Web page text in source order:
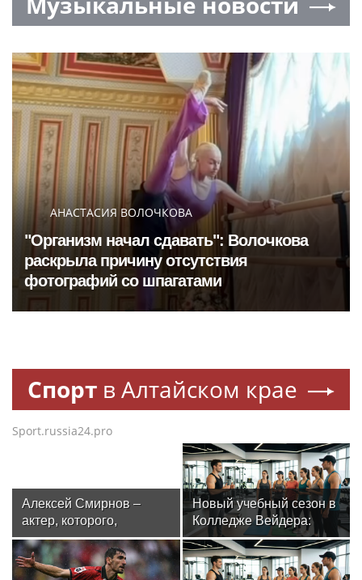
АНАСТАСИЯ ВОЛОЧКОВА
"Организм начал сдавать": Волочкова
раскрыла причину отсутствия
фотографий со шпагатами
Спорт в Алтайском крае
Sport.russia24.pro
Алексей Смирнов –
актер, которого,
надеюсь, еще не
забыли
Новый учебный сезон в
Колледже Вейдера:
стартовали очные
программы подготовки
фитнес-тренеров и